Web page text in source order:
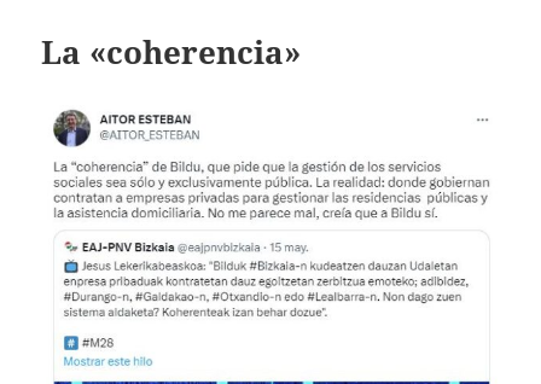
La «coherencia»